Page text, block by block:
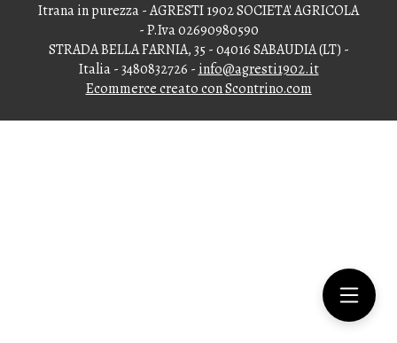
Itrana in purezza - AGRESTI 1902 SOCIETA' AGRICOLA
- P.Iva 02690980590
STRADA BELLA FARNIA, 35 - 04016 SABAUDIA (LT) -
Italia - 3480832726 - info@agresti1902.it
Ecommerce creato conScontrino.com